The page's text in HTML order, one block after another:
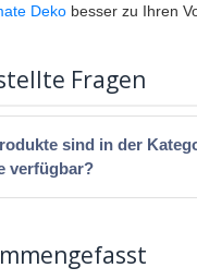
Deko besser zu Ihren
Fragen
sind in der
verfügbar?